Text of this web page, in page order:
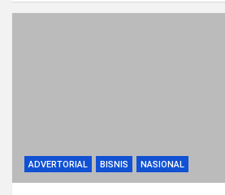
ADVERTORIAL BISNIS NASIONAL